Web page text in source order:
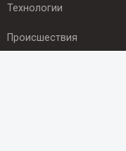
Технологии
Происшествия